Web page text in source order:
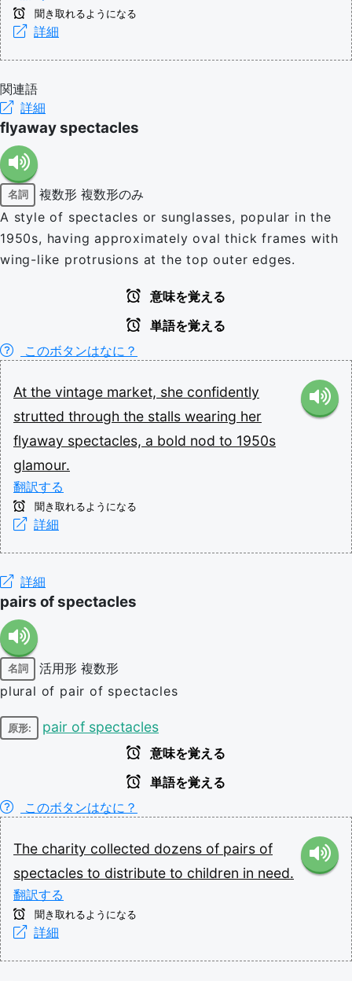
聞き取れるようになる
詳細
関連語
詳細
flyaway spectacles
名詞 複数形 複数形のみ
A style of spectacles or sunglasses, popular in the
1950s, having approximately oval thick frames with
wing-like protrusions at the top outer edges.
意味を覚える
単語を覚える
このボタンはなに？
At the vintage market, she confidently
strutted through the stalls wearing her
flyaway spectacles, a bold nod to 1950s
glamour.
翻訳する
聞き取れるようになる
詳細
詳細
pairs of spectacles
名詞 活用形 複数形
plural of pair of spectacles
原形: pair of spectacles
意味を覚える
単語を覚える
このボタンはなに？
The charity collected dozens of pairs of
spectacles to distribute to children in need.
翻訳する
聞き取れるようになる
詳細